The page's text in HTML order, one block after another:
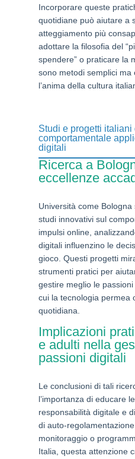
Incorporare queste
quotidiane può aiutare a
atteggiamento più
adottare la filosofia del
spendere” o praticare la
sono metodi semplici ma
l’anima della cultura
Studi e progetti italiani
comportamentale
digitali
Ricerca a
eccellenze
Università come
studi innovativi sul
impulsi online,
digitali influenzino le
gioco. Questi progetti
strumenti pratici per
gestire meglio le passioni
cui la tecnologia permea
quotidiana.
Implicazioni
e adulti nella
passioni digitali
Le conclusioni di tali
l’importanza di educare
responsabilità digitale e
di auto-
monitoraggio o
Italia, questa attenzione